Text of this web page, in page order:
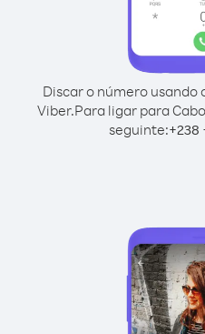
Discar o número usando
Viber.Para ligar para
seguinte:+238